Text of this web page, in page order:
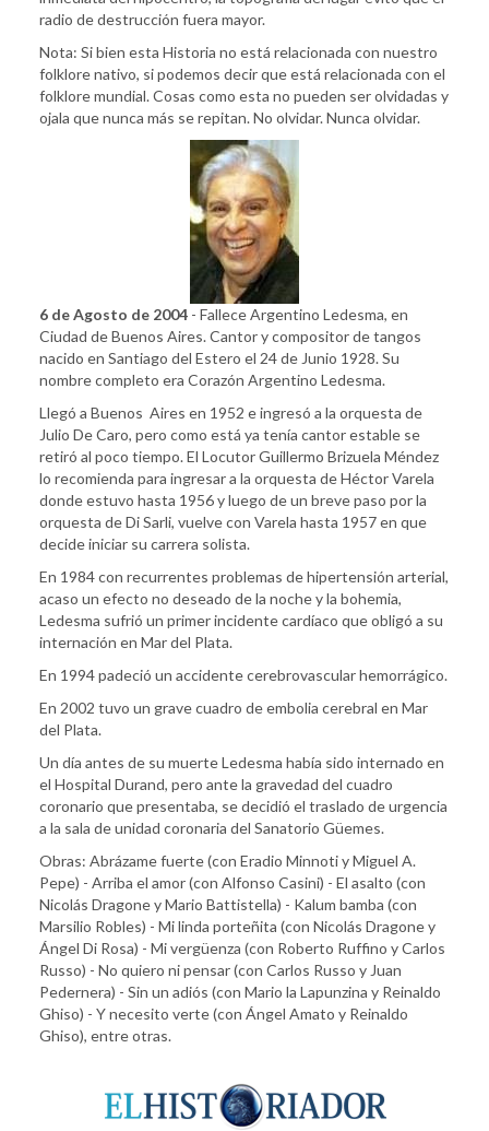
radio de destrucción fuera mayor.
Nota: Si bien esta Historia no está relacionada con nuestro
folklore nativo, si podemos decir que está relacionada con el
folklore mundial. Cosas como esta no pueden ser olvidadas y
ojala que nunca más se repitan. No olvidar. Nunca olvidar.
6 de Agosto de 2004 - Fallece Argentino Ledesma, en
Ciudad de Buenos Aires. Cantor y compositor de tangos
nacido en Santiago del Estero el 24 de Junio 1928. Su
nombre completo era Corazón Argentino Ledesma.
Llegó a Buenos Aires en 1952 e ingresó a la orquesta de
Julio De Caro, pero como está ya tenía cantor estable se
retiró al poco tiempo. El Locutor Guillermo Brizuela Méndez
lo recomienda para ingresar a la orquesta de Héctor Varela
donde estuvo hasta 1956 y luego de un breve paso por la
orquesta de Di Sarli, vuelve con Varela hasta 1957 en que
decide iniciar su carrera solista.
En 1984 con recurrentes problemas de hipertensión arterial,
acaso un efecto no deseado de la noche y la bohemia,
Ledesma sufrió un primer incidente cardíaco que obligó a su
internación en Mar del Plata.
En 1994 padeció un accidente cerebrovascular hemorrágico.
En 2002 tuvo un grave cuadro de embolia cerebral en Mar
del Plata.
Un día antes de su muerte Ledesma había sido internado en
el Hospital Durand, pero ante la gravedad del cuadro
coronario que presentaba, se decidió el traslado de urgencia
a la sala de unidad coronaria del Sanatorio Güemes.
Obras: Abrázame fuerte (con Eradio Minnoti y Miguel A.
Pepe) - Arriba el amor (con Alfonso Casini) - El asalto (con
Nicolás Dragone y Mario Battistella) - Kalum bamba (con
Marsilio Robles) - Mi linda porteñita (con Nicolás Dragone y
Ángel Di Rosa) - Mi vergüenza (con Roberto Ruffino y Carlos
Russo) - No quiero ni pensar (con Carlos Russo y Juan
Pedernera) - Sin un adiós (con Mario la Lapunzina y Reinaldo
Ghiso) - Y necesito verte (con Ángel Amato y Reinaldo
Ghiso), entre otras.